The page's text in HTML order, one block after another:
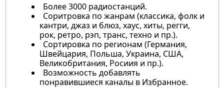
Более 3000 радиостанций.
Соритровка по жанрам (классика, фолк и
кантри, джаз и блюз, хаус, хиты, регги,
рок, ретро, рэп, транс, техно и пр.).
Сортировка по регионам (Германия,
Швейцария, Польша, Украина, США,
Великобритания, Росиия и пр.).
Возможность добавлять
понравившиеся каналы в Избранное.